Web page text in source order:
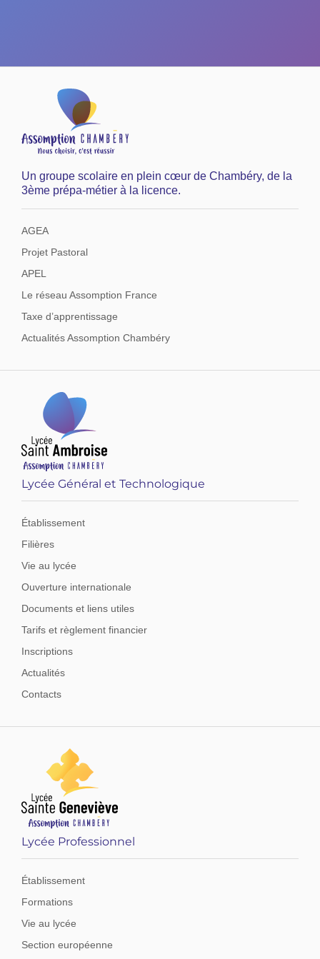
Un groupe scolaire en plein cœur de Chambéry, de la
3ème prépa-métier à la licence.
AGEA
Projet Pastoral
APEL
Le réseau Assomption France
Taxe d’apprentissage
Actualités Assomption Chambéry
Lycée Général et Technologique
Établissement
Filières
Vie au lycée
Ouverture internationale
Documents et liens utiles
Tarifs et règlement financier
Inscriptions
Actualités
Contacts
Lycée Professionnel
Établissement
Formations
Vie au lycée
Section européenne